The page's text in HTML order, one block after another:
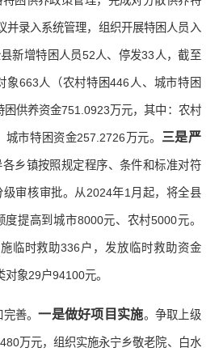
并录入系统管理，组织开展特困人员入
新增特困人员52人、停发33人，截至
象663人（农村特困446人、城市特困
供养资金751.0923万元，其中：农村
市特困资金257.2726万元。 三是严
各乡镇按照规定程序、条件和标准对符
审核审批。从2024年1月起，将全县
度提高到城市8000元、农村5000元。
临时救助336户，发放临时救助资金
象29户94100元。
完善。一是做好项目实施。争取上级
万元，组织实施永宁乡敬老院、白水